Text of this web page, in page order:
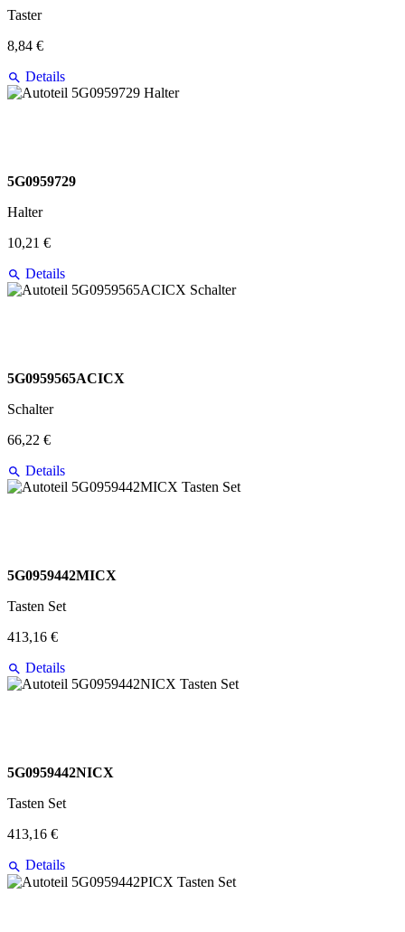
Taster
8,84 €
Details
5G0959729
Halter
10,21 €
Details
5G0959565ACICX
Schalter
66,22 €
Details
5G0959442MICX
Tasten Set
413,16 €
Details
5G0959442NICX
Tasten Set
413,16 €
Details